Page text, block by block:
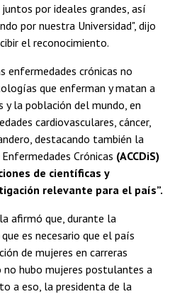
por ideales grandes, así
por nuestra Universidad", dijo
el reconocimiento.
enfermedades crónicas no
que enferman y matan a
la población del mundo, en
cardiovasculares, cáncer,
destacando también la
Crónicas (ACCDiS)
de científicas y
relevante para el país”.
afirmó que, durante la
es necesario que el país
de mujeres en carreras
hubo mujeres postulantes a
a eso, la presidenta de la